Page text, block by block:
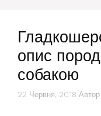
опис
собакою
22 Червня, 2018 Автор